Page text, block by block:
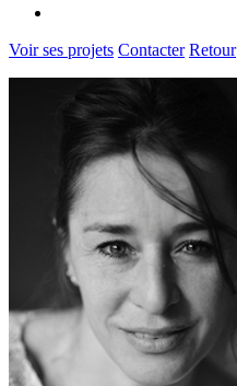
Voir ses projets Contacter Retour